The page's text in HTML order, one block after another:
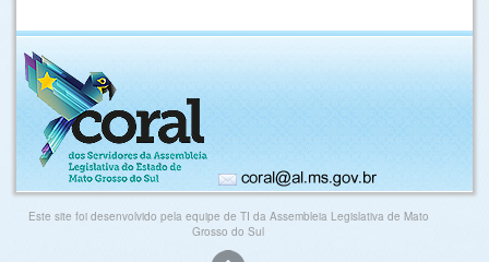
Este site foi desenvolvido pela equipe de TI da Assembleia Legislativa de Mato
Grosso do Sul